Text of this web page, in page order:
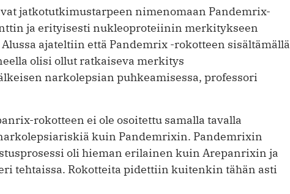
jatkotutkimustarpeen nimenomaan Pandemrix-
ja erityisesti nukleoproteiinin merkitykseen
ajateltiin että Pandemrix -rokotteen sisältämällä
olisi ollut ratkaiseva merkitys
narkolepsian puhkeamisessa, professori
rokotteen ei ole osoitettu samalla tavalla
kuin Pandemrixin. Pandemrixin
oli hieman erilainen kuin Arepanrixin ja
tehtaissa. Rokotteita pidettiin kuitenkin tähän asti